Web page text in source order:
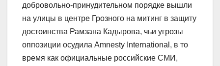
добровольно-принудительном порядке вышли
на улицы в центре Грозного на митинг в защиту
достоинства Рамзана Кадырова, чьи угрозы
оппозиции осудила Amnesty International, в то
время как официальные российские СМИ,